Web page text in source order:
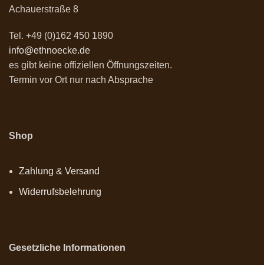
Achauerstraße 8
Tel. +49 (0)162 450 1890
info@ethnoecke.de
es gibt keine offiziellen Öffnungszeiten.
Termin vor Ort nur nach Absprache
Shop
Zahlung & Versand
Widerrufsbelehrung
Gesetzliche Informationen